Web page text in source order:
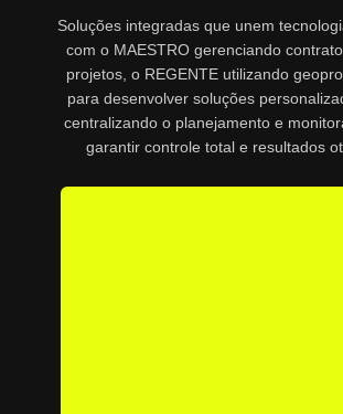
Soluções integradas que unem
com o MAESTRO gerenciando
projetos, o REGENTE utilizando
para desenvolver soluções
centralizando o planejamento e
garantir controle total e resultados